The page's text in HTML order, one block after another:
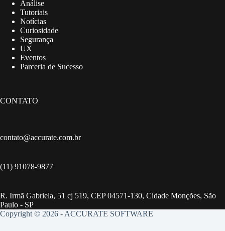
Análise
Tutoriais
Notícias
Curiosidade
Segurança
UX
Eventos
Parceria de Sucesso
CONTATO
contato@accurate.com.br
(11) 91078-9877
R. Irmã Gabriela, 51 cj 519, CEP 04571-130, Cidade Monções, São
Paulo - SP
Copyright © 2026 - ACCURATE SOFTWARE